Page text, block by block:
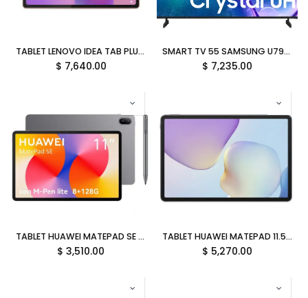
TABLET LENOVO IDEA TAB PLUS 12.1 8GB 256GB MEDIATEK DIMENSITY 6400 ANDROID 15 INC LAPIZ FOLIO KEYBOARD ROSA TB361FU ZAG70855MX GARANTIA CON FABRICANTE
$ 7,640.00
SMART TV 55 SAMSUNG U7900F 60HZ UHD 4K TIZEN UN55U7900FFXZA 12M DE GARANTIA
$ 7,235.00
TABLET HUAWEI MATEPAD SE 11 8GB 128GB OCTA CORE HISILICON KIRIN 710A HARMONYOS 2.0 INC LAPIZ GRIS AGS6-W09 53014GYU GARANTIA CON FABRICANTE
$ 3,510.00
TABLET HUAWEI MATEPAD 11.5 8GB 256GB OCTA CORE KIRIN T82B HARMONYOS EDICION PAPERMATTE GRIS TXZ-W09 53014KKR GARANTIA CON FABRICANTE
$ 5,270.00